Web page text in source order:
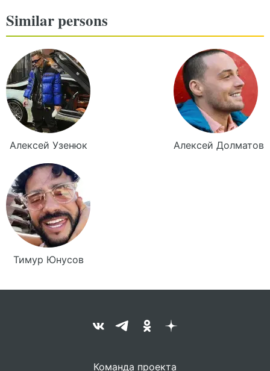
Similar persons
Алексей Узенюк Алексей Долматов
Тимур Юнусов
Команда проекта